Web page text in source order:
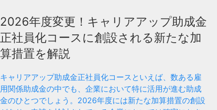
2026年度変更！キャリアアップ助成金
正社員化コースに創設される新たな加
算措置を解説
キャリアアップ助成金正社員化コースといえば、数ある雇
用関係助成金の中でも、企業において特に活用が進む助成
金のひとつでしょう。2026年度には新たな加算措置の創設